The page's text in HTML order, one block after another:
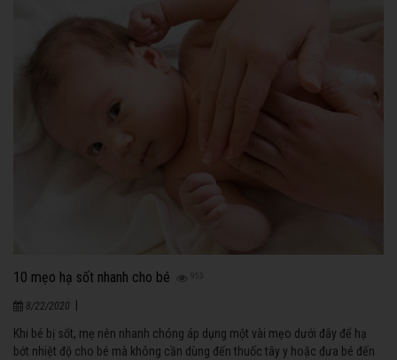
10 mẹo hạ sốt nhanh cho bé 953
8/22/2020
Khi bé bị sốt, mẹ nên nhanh chóng áp dụng một vài mẹo dưới đây để hạ
bớt nhiệt độ cho bé mà không cần dùng đến thuốc tây y hoặc đưa bé đến